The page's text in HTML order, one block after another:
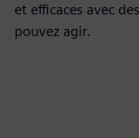
et efficaces avec
pouvez agir.